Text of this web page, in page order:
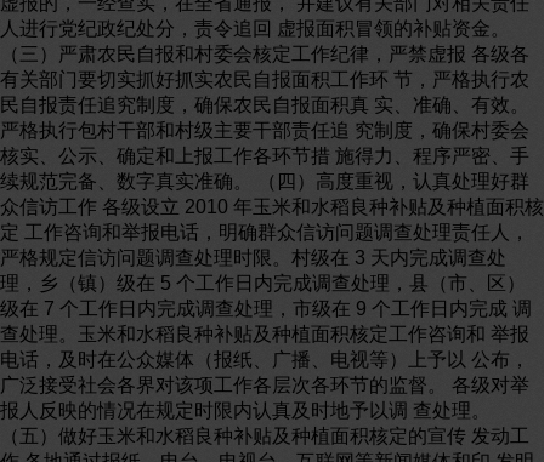
人进行党纪政纪处分，责令追回 虚报面积冒领的补贴资金。
（三）严肃农民自报和村委会核定工作纪律，严禁虚报 各级各
有关部门要切实抓好抓实农民自报面积工作环 节，严格执行农
民自报责任追究制度，确保农民自报面积真 实、准确、有效。
严格执行包村干部和村级主要干部责任追 究制度，确保村委会
核实、公示、确定和上报工作各环节措 施得力、程序严密、手
续规范完备、数字真实准确。 （四）高度重视，认真处理好群
众信访工作 各级设立 2010 年玉米和水稻良种补贴及种植面积核
定 工作咨询和举报电话，明确群众信访问题调查处理责任人，
严格规定信访问题调查处理时限。村级在 3 天内完成调查处
理，乡（镇）级在 5 个工作日内完成调查处理，县（市、区）
级在 7 个工作日内完成调查处理，市级在 9 个工作日内完成 调
查处理。玉米和水稻良种补贴及种植面积核定工作咨询和 举报
电话，及时在公众媒体（报纸、广播、电视等）上予以 公布，
广泛接受社会各界对该项工作各层次各环节的监督。 各级对举
报人反映的情况在规定时限内认真及时地予以调 查处理。
（五）做好玉米和水稻良种补贴及种植面积核定的宣传 发动工